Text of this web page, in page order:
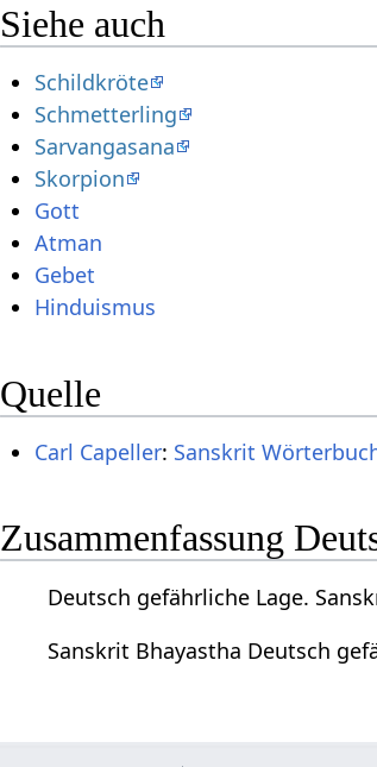
Siehe auch
Schildkröte
Schmetterling
Sarvangasana
Skorpion
Gott
Atman
Gebet
Hinduismus
Quelle
Carl Capeller: Sanskrit
Zusammenfassung
Deutsch gefährliche Lage.
Sanskrit Bhayastha Deutsch